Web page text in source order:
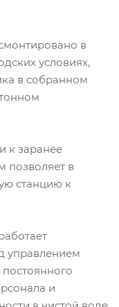
в
условиях,
в собранном
к заранее
позволяет в
станцию к
управлением
постоянного
и